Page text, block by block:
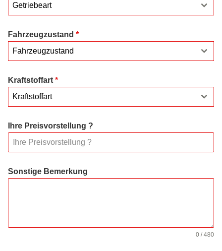
Getriebeart
Fahrzeugzustand *
Fahrzeugzustand
Kraftstoffart *
Kraftstoffart
Ihre Preisvorstellung ?
Sonstige Bemerkung
0 / 480